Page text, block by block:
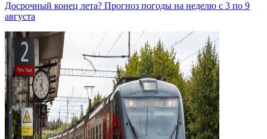
Досрочный конец лета? Прогноз погоды на неделю с 3 по 9
августа